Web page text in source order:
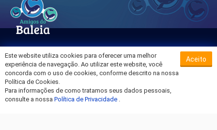
Sobre o Hospital da Baleia
Termos de Uso
Política de Privacidade
Entre em Contato
Este website utiliza cookies para oferecer uma melhor
experiência de navegação. Ao utilizar este website, você
concorda com o uso de cookies, conforme descrito na nossa
Política de Cookies.
Para informações de como tratamos seus dados pessoais,
consulte a nossa Política de Privacidade .
Aceito